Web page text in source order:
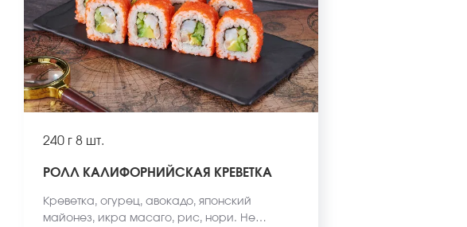
240 г 8 шт.
РОЛЛ КАЛИФОРНИЙСКАЯ КРЕВЕТКА
Креветка, огурец, авокадо, японский
майонез, икра масаго, рис, нори. Не